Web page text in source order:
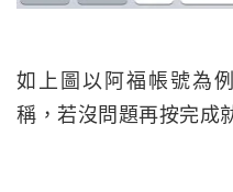
如上圖以阿福帳號為
稱，若沒問題再按完成